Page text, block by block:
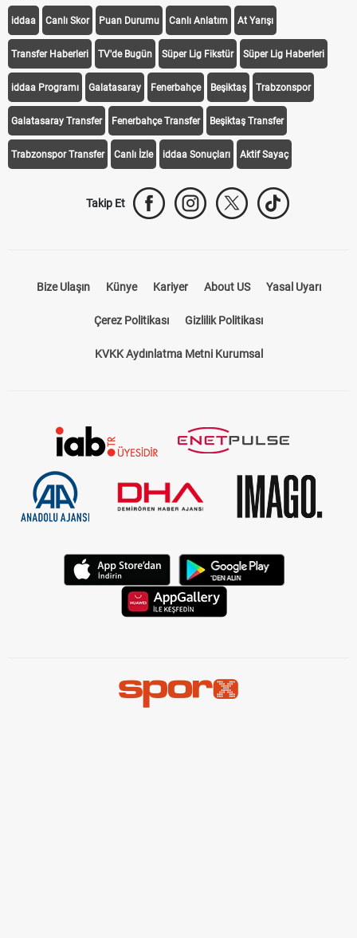
iddaa Canlı Skor Puan Durumu Canlı Anlatım At Yarışı
Transfer Haberleri TV'de Bugün Süper Lig Fikstür Süper Lig Haberleri
iddaa Programı Galatasaray Fenerbahçe Beşiktaş Trabzonspor
Galatasaray Transfer Fenerbahçe Transfer Beşiktaş Transfer
Trabzonspor Transfer Canlı İzle iddaa Sonuçları Aktif Sayaç
Takip Et
Bize Ulaşın Künye Kariyer About US Yasal Uyarı
Çerez Politikası Gizlilik Politikası
KVKK Aydınlatma Metni Kurumsal